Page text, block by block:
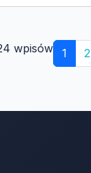
wpisów 1 2